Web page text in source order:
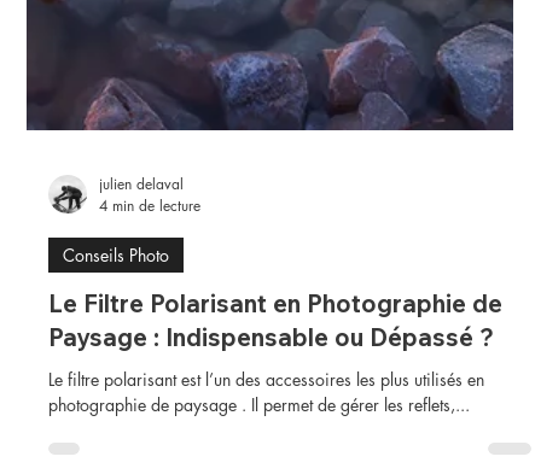
julien delaval
4 min de lecture
Conseils Photo
Le Filtre Polarisant en Photographie de
Paysage : Indispensable ou Dépassé ?